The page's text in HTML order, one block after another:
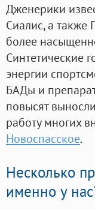
Дженерики
Сиалис, а также
более
Синтетические
энергии
БАДы и
повысят
работу многих
Новоспасское.
Несколько
именно у